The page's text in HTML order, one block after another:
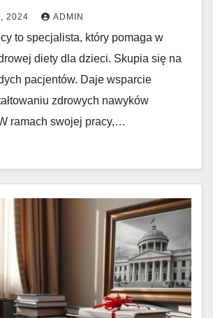
2024 ADMIN
to specjalista, który pomaga w
diety dla dzieci. Skupia się na
pacjentów. Daje wsparcie
zdrowych nawyków
ramach swojej pracy,…